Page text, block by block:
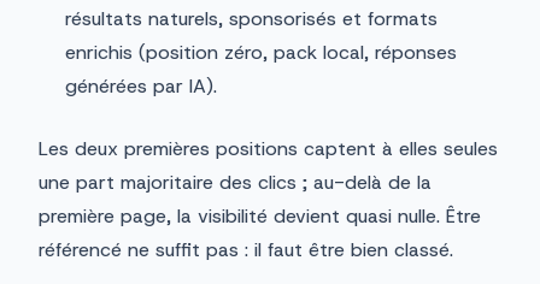
résultats naturels, sponsorisés et formats
enrichis (position zéro, pack local, réponses
générées par IA).
Les deux premières positions captent à elles seules
une part majoritaire des clics ; au-delà de la
première page, la visibilité devient quasi nulle. Être
référencé ne suffit pas : il faut être bien classé.